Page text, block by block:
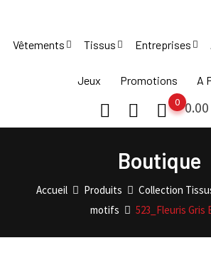
content
Vêtements Tissus Entreprises
Jeux Promotions A
0.00
0
Boutique
Accueil Produits Collection
motifs
523_Fleuris Gris